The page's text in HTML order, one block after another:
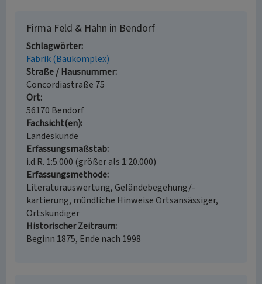
Firma Feld & Hahn in Bendorf
Schlagwörter
Fabrik (Baukomplex)
Straße / Hausnummer
Concordiastraße 75
Ort
56170 Bendorf
Fachsicht(en)
Landeskunde
Erfassungsmaßstab
i.d.R. 1:5.000 (größer als 1:20.000)
Erfassungsmethode
Literaturauswertung, Geländebegehung/-
kartierung, mündliche Hinweise Ortsansässiger,
Ortskundiger
Historischer Zeitraum
Beginn 1875, Ende nach 1998